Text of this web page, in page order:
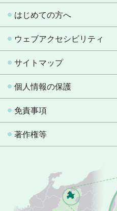
はじめての方へ
ウェブアクセシビリティ
サイトマップ
個人情報の保護
免責事項
著作権等